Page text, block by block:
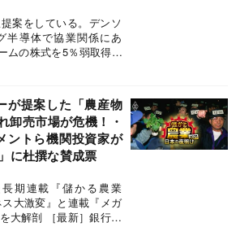
案をしている。デンソ
半導体で協業関係にあ
ムの株式を5％弱取得し
たにもかかわらず、な
らかになったことで、
ている。デンソーは膨
きるのか。買収提案の
況を明らかにする。
が提案した「農産物
卸売市場が危機！・
ントら機関投資家が
に杜撰な賛成票
期連載『儲かる農業
大激変』と連載『メガ
大解剖 ［最新］銀行ラ
載を振り返る『見逃し